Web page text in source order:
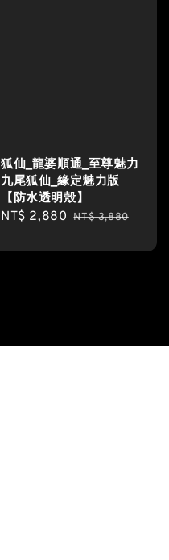
狐仙_龍婆順通_至尊魅力
九尾狐仙_緣定魅力版
【防水透明殼】
Sale
NT$ 2,880 Regular
NT$ 3,880